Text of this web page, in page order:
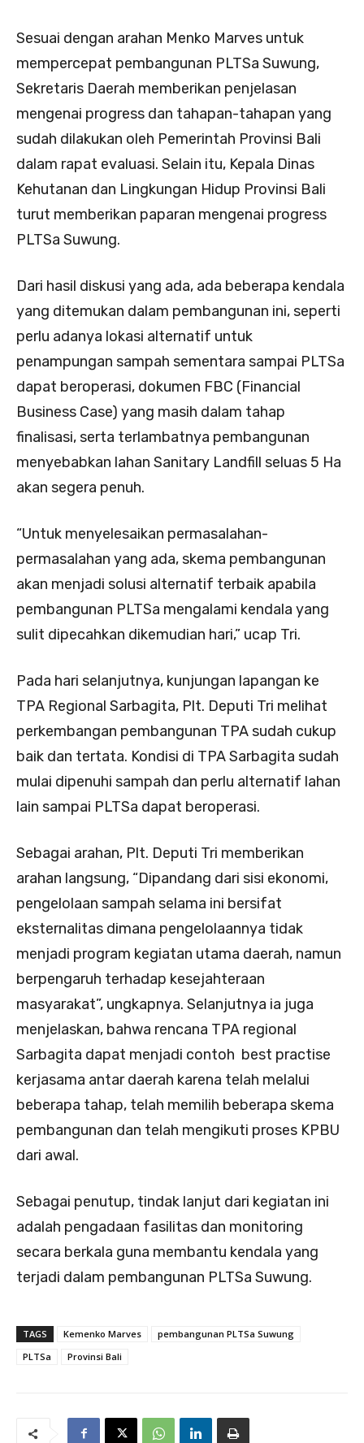
Sesuai dengan arahan Menko Marves untuk
mempercepat pembangunan PLTSa Suwung,
Sekretaris Daerah memberikan penjelasan
mengenai progress dan tahapan-tahapan yang
sudah dilakukan oleh Pemerintah Provinsi Bali
dalam rapat evaluasi. Selain itu, Kepala Dinas
Kehutanan dan Lingkungan Hidup Provinsi Bali
turut memberikan paparan mengenai progress
PLTSa Suwung.
Dari hasil diskusi yang ada, ada beberapa kendala
yang ditemukan dalam pembangunan ini, seperti
perlu adanya lokasi alternatif untuk
penampungan sampah sementara sampai PLTSa
dapat beroperasi, dokumen FBC (Financial
Business Case) yang masih dalam tahap
finalisasi, serta terlambatnya pembangunan
menyebabkan lahan Sanitary Landfill seluas 5 Ha
akan segera penuh.
“Untuk menyelesaikan permasalahan-
permasalahan yang ada, skema pembangunan
akan menjadi solusi alternatif terbaik apabila
pembangunan PLTSa mengalami kendala yang
sulit dipecahkan dikemudian hari,” ucap Tri.
Pada hari selanjutnya, kunjungan lapangan ke
TPA Regional Sarbagita, Plt. Deputi Tri melihat
perkembangan pembangunan TPA sudah cukup
baik dan tertata. Kondisi di TPA Sarbagita sudah
mulai dipenuhi sampah dan perlu alternatif lahan
lain sampai PLTSa dapat beroperasi.
Sebagai arahan, Plt. Deputi Tri memberikan
arahan langsung, “Dipandang dari sisi ekonomi,
pengelolaan sampah selama ini bersifat
eksternalitas dimana pengelolaannya tidak
menjadi program kegiatan utama daerah, namun
berpengaruh terhadap kesejahteraan
masyarakat”, ungkapnya. Selanjutnya ia juga
menjelaskan, bahwa rencana TPA regional
Sarbagita dapat menjadi contoh best practise
kerjasama antar daerah karena telah melalui
beberapa tahap, telah memilih beberapa skema
pembangunan dan telah mengikuti proses KPBU
dari awal.
Sebagai penutup, tindak lanjut dari kegiatan ini
adalah pengadaan fasilitas dan monitoring
secara berkala guna membantu kendala yang
terjadi dalam pembangunan PLTSa Suwung.
TAGS Kemenko Marves
pembangunan PLTSa Suwung
PLTSa
Provinsi Bali